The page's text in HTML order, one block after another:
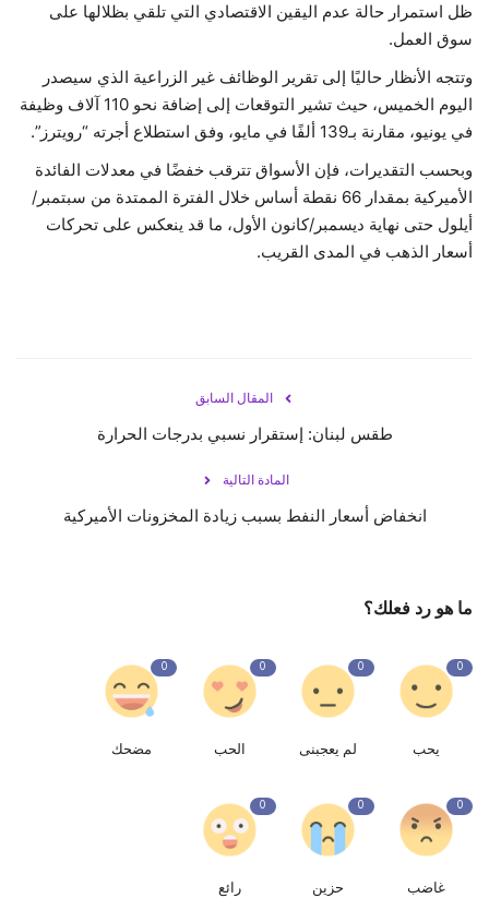
ظل استمرار حالة عدم اليقين الاقتصادي التي تلقي بظلالها على
سوق العمل.
وتتجه الأنظار حاليًا إلى تقرير الوظائف غير الزراعية الذي سيصدر
اليوم الخميس، حيث تشير التوقعات إلى إضافة نحو 110 آلاف وظيفة
في يونيو، مقارنة بـ139 ألفًا في مايو، وفق استطلاع أجرته “رويترز”.
وبحسب التقديرات، فإن الأسواق تترقب خفضًا في معدلات الفائدة
الأميركية بمقدار 66 نقطة أساس خلال الفترة الممتدة من سبتمبر/
أيلول حتى نهاية ديسمبر/كانون الأول، ما قد ينعكس على تحركات
أسعار الذهب في المدى القريب.
المقال السابق
طقس لبنان: إستقرار نسبي بدرجات الحرارة
المادة التالية
انخفاض أسعار النفط بسبب زيادة المخزونات الأميركية
ما هو رد فعلك؟
0
يحب
0
لم يعجبنى
0
الحب
0
مضحك
0
غاضب
0
حزين
0
رائع